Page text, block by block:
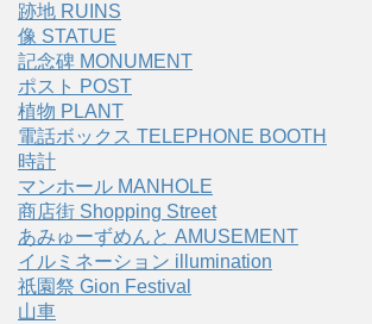
跡地 RUINS
像 STATUE
記念碑 MONUMENT
ポスト POST
植物 PLANT
電話ボックス TELEPHONE BOOTH
時計
マンホール MANHOLE
商店街 Shopping Street
あみゅーずめんと AMUSEMENT
イルミネーション illumination
祇園祭 Gion Festival
山車